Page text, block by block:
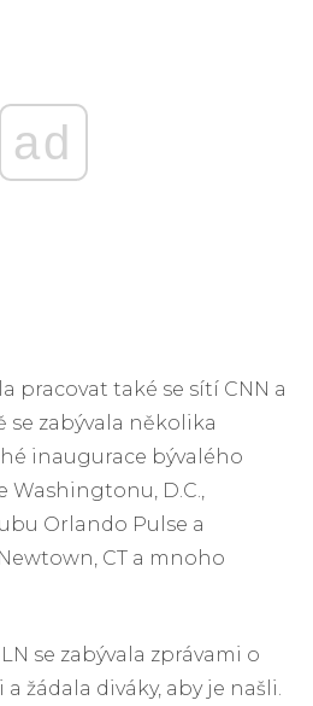
ad
pracovat také se sítí CNN a
se zabývala několika
inaugurace bývalého
D.C.,
Orlando Pulse a
CT a mnoho
se zabývala zprávami o
žádala diváky, aby je našli.